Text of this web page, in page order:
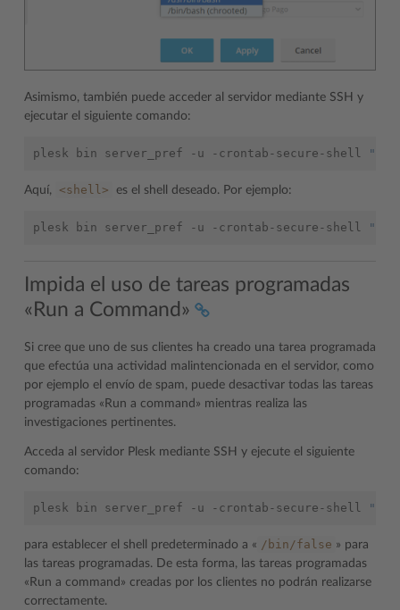
Asimismo, también puede acceder al servidor mediante SSH y
ejecutar el siguiente comando:
plesk bin server_pref -u -crontab-secure-shell
Aquí, <shell> es el shell deseado. Por ejemplo:
plesk bin server_pref -u -crontab-secure-shell "/
Impida el uso de tareas programadas
«Run a Command»
Si cree que uno de sus clientes ha creado una tarea programada
que efectúa una actividad malintencionada en el servidor, como
por ejemplo el envío de spam, puede desactivar todas las tareas
programadas «Run a command» mientras realiza las
investigaciones pertinentes.
Acceda al servidor Plesk mediante SSH y ejecute el siguiente
comando:
plesk bin server_pref -u -crontab-secure-shell "/
para establecer el shell predeterminado a « /bin/false » para
las tareas programadas. De esta forma, las tareas programadas
«Run a command» creadas por los clientes no podrán realizarse
correctamente.